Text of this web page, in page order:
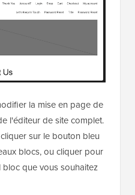
la mise en page de
l'éditeur de site complet.
sur le bouton bleu
blocs, ou cliquer pour
que vous souhaitez